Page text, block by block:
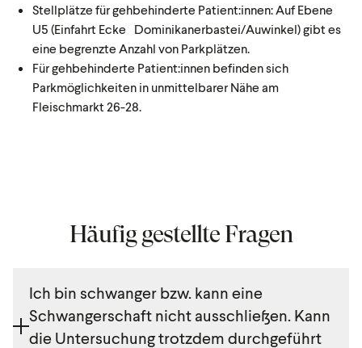
Stellplätze für gehbehinderte Patient:innen: Auf Ebene
U5 (Einfahrt Ecke Dominikanerbastei/Auwinkel) gibt es
eine begrenzte Anzahl von Parkplätzen.
Für gehbehinderte Patient:innen befinden sich
Parkmöglichkeiten in unmittelbarer Nähe am
Fleischmarkt 26-28.
Häufig gestellte Fragen
Ich bin schwanger bzw. kann eine
Schwangerschaft nicht ausschließen. Kann
die Untersuchung trotzdem durchgeführt